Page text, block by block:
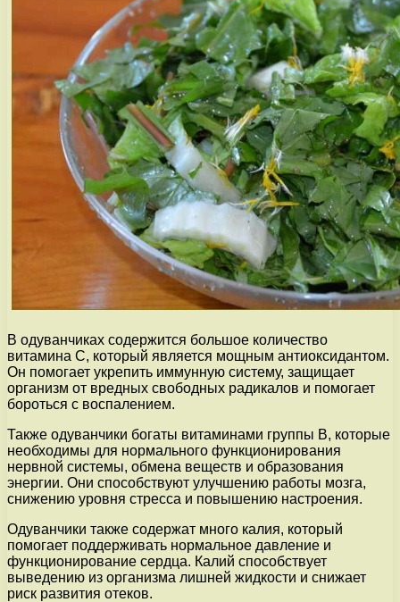
В одуванчиках содержится большое количество
витамина С, который является мощным антиоксидантом.
Он помогает укрепить иммунную систему, защищает
организм от вредных свободных радикалов и помогает
бороться с воспалением.
Также одуванчики богаты витаминами группы В, которые
необходимы для нормального функционирования
нервной системы, обмена веществ и образования
энергии. Они способствуют улучшению работы мозга,
снижению уровня стресса и повышению настроения.
Одуванчики также содержат много калия, который
помогает поддерживать нормальное давление и
функционирование сердца. Калий способствует
выведению из организма лишней жидкости и снижает
риск развития отеков.